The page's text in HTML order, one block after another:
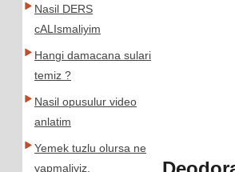
Nasil DERS
cALIsmaliyim
Hangi damacana sulari
temiz ?
Nasil opusulur video
anlatim
Yemek tuzlu olursa ne
yapmaliyiz.